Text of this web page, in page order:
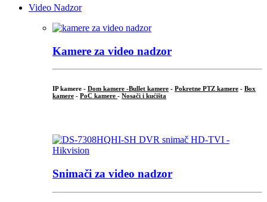
Video Nadzor
Kamere za video nadzor
IP kamere - Dom kamere -Bullet kamere - Pokretne PTZ kamere - Box
kamere - PoC kamere - Nosači i kućišta
Snimači za video nadzor